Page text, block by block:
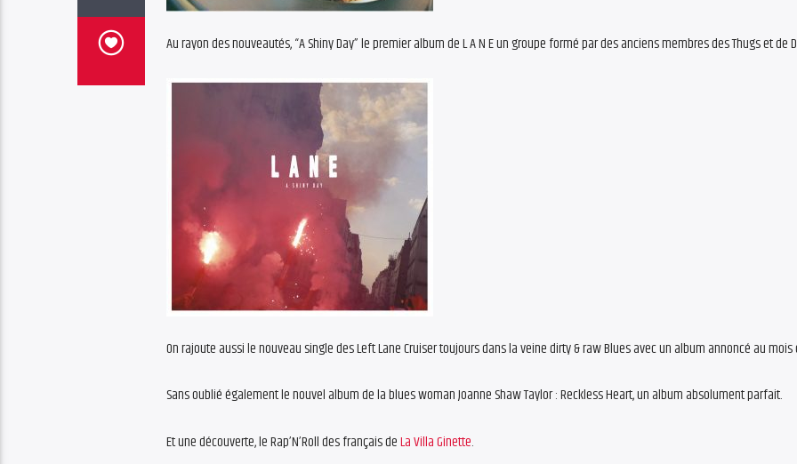
Au rayon des nouveautés, “A Shiny Day” le premier album de L A N E un groupe formé par des anciens membres des Thugs et de
On rajoute aussi le nouveau single des Left Lane Cruiser toujours dans la veine dirty & raw Blues avec un album annoncé au mois
Sans oublié également le nouvel album de la blues woman Joanne Shaw Taylor : Reckless Heart, un album absolument parfait.
Et une découverte, le Rap’N’Roll des français deLa Villa Ginette.